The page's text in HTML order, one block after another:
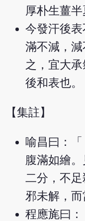
厚朴生薑半
今發汗後
滿不減，
之，宜大
後和表也。
【集註】
喻昌曰：
腹滿如繪。
二分，不
邪未解，而
程應旄曰